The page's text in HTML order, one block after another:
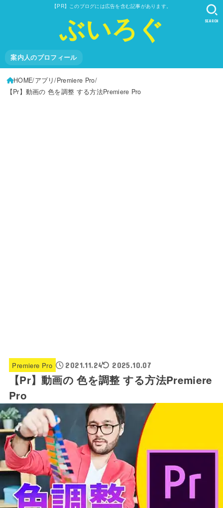
【PR】このブログには広告を含む記事があります。
ぶいろぐ
案内人のプロフィール
SEARCH
HOME アプリ Premiere Pro
【Pr】動画の 色を調整 する方法Premiere Pro
Premiere Pro 2021.11.24 2025.10.07
【Pr】動画の 色を調整 する方法Premiere
Pro